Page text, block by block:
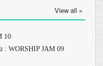
View all »
10
WORSHIP JAM 09